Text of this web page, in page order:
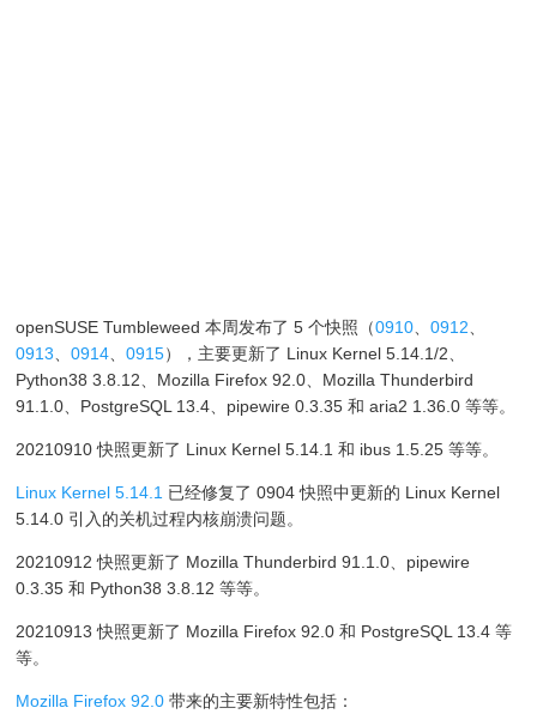
openSUSE Tumbleweed 本周发布了 5 个快照（0910、0912、
0913、0914、0915），主要更新了 Linux Kernel 5.14.1/2、
Python38 3.8.12、Mozilla Firefox 92.0、Mozilla Thunderbird
91.1.0、PostgreSQL 13.4、pipewire 0.3.35 和 aria2 1.36.0 等等。
20210910 快照更新了 Linux Kernel 5.14.1 和 ibus 1.5.25 等等。
Linux Kernel 5.14.1 已经修复了 0904 快照中更新的 Linux Kernel
5.14.0 引入的关机过程内核崩溃问题。
20210912 快照更新了 Mozilla Thunderbird 91.1.0、pipewire
0.3.35 和 Python38 3.8.12 等等。
20210913 快照更新了 Mozilla Firefox 92.0 和 PostgreSQL 13.4 等
等。
Mozilla Firefox 92.0 带来的主要新特性包括：